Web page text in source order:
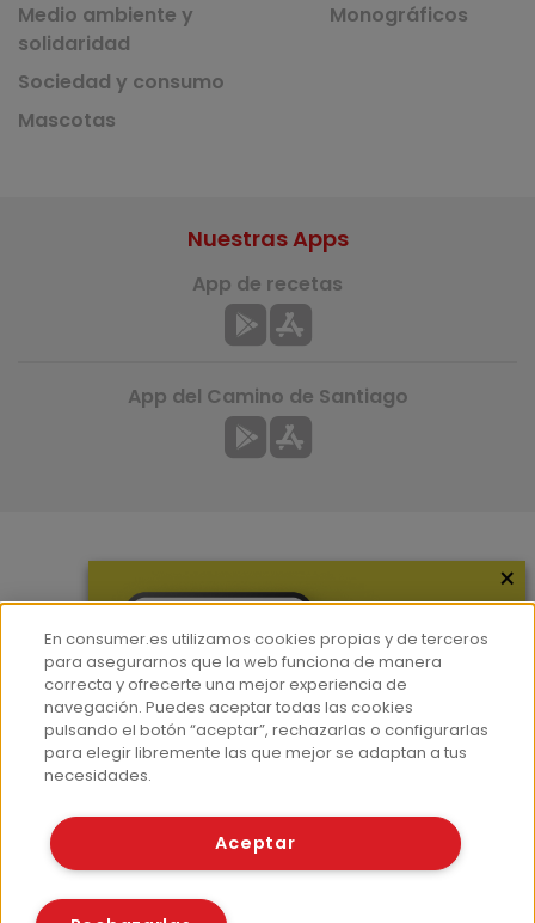
Medio ambiente y
solidaridad
Sociedad y consumo
Mascotas
Monográficos
Hemeroteca
Contacto
Prensa
Corpus Lingüístico Consumer
Nuestras Apps
App de recetas
App del Camino de Santiago
© Fundación EROSKI
Políticas de cookies
×
En consumer.es utilizamos cookies propias y de terceros
para asegurarnos que la web funciona de manera
correcta y ofrecerte una mejor experiencia de
navegación. Puedes aceptar todas las cookies
pulsando el botón “aceptar”, rechazarlas o configurarlas
para elegir libremente las que mejor se adaptan a tus
necesidades.
Aceptar